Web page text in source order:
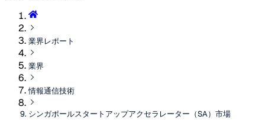
業界レポート
業界
情報通信技術
シンガポールスタートアップアクセラレーター（SA）市場